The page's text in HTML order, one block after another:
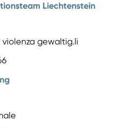
Liechtenstein
violenza gewaltig.li